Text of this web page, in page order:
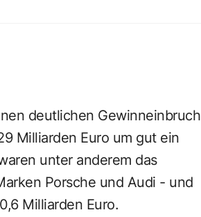
deutlichen Gewinneinbruch
Milliarden Euro um gut ein
unter anderem das
Porsche und Audi - und
Milliarden Euro.